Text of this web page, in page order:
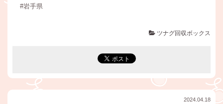
#岩手県
ツナグ回収ボックス
2024.04.18